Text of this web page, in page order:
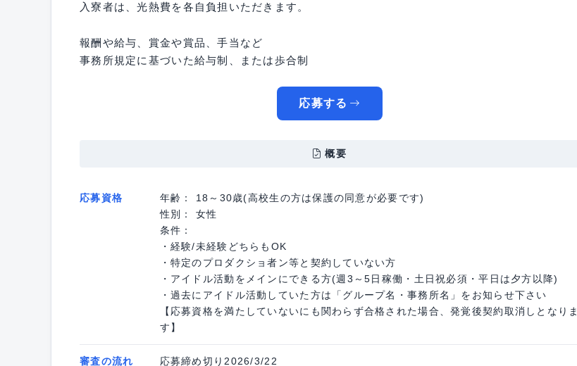
入寮者は、光熱費を各自負担いただきます。
報酬や給与、賞金や賞品、手当など
事務所規定に基づいた給与制、または歩合制
応募する
概要
応募資格
年齢： 18～30歳(高校生の方は保護の同意が必要です)
性別： 女性
条件：
・経験/未経験どちらもOK
・特定のプロダクショ者ン等と契約していない方
・アイドル活動をメインにできる方(週3～5日稼働・土日祝必須・平日は夕方以降)
・過去にアイドル活動していた方は「グループ名・事務所名」をお知らせ下さい
【応募資格を満たしていないにも関わらず合格された場合、発覚後契約取消しとなりま
す】
審査の流れ
応募締め切り2026/3/22